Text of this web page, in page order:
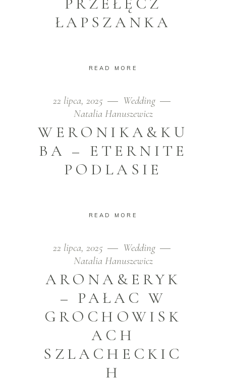
ŁAPSZANKA
READ MORE
22 lipca, 2025
Wedding
Natalia Hanuszewicz
WERONIKA&KU
BA – ETERNITE
PODLASIE
READ MORE
22 lipca, 2025
Wedding
Natalia Hanuszewicz
ARONA&ERYK
– PAŁAC W
GROCHOWISK
ACH
SZLACHECKIC
H